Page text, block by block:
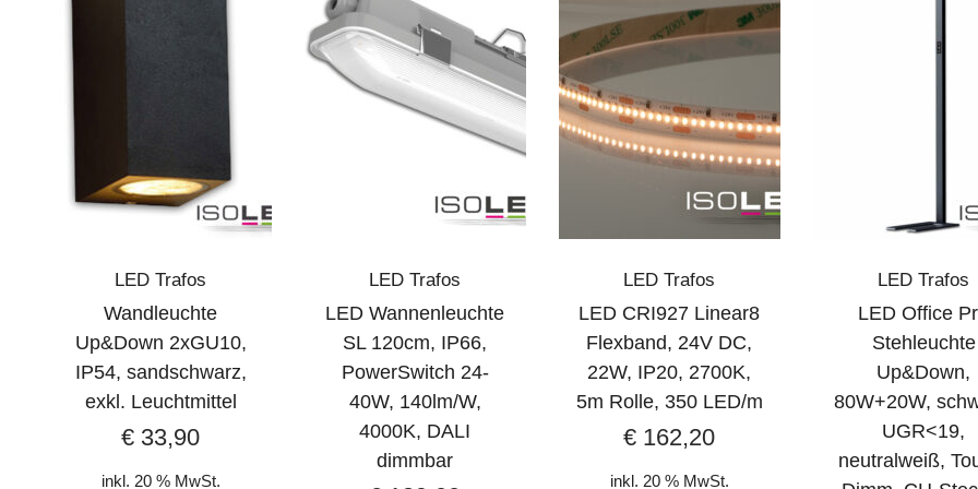
LED Trafos
Wandleuchte
Up&Down 2xGU10,
IP54, sandschwarz,
exkl. Leuchtmittel
€ 33,90
inkl. 20 % MwSt.
LED Trafos
LED Wannenleuchte
SL 120cm, IP66,
PowerSwitch 24-
40W, 140lm/W,
4000K, DALI
dimmbar
LED Trafos
LED CRI927 Linear8
Flexband, 24V DC,
22W, IP20, 2700K,
5m Rolle, 350 LED/m
€ 162,20
inkl. 20 % MwSt.
LED Trafos
LED Office
Stehleuchte
Up&Down,
80W+20W,
UGR<19,
neutralweiß,